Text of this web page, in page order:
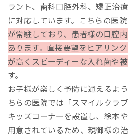
ラント、歯科口腔外科、矯正治
に対応しています。こちらの医
が常駐しており、患者様の口腔
あります。直接要望をヒアリン
が高くスピーディーな入れ歯や
す。
お子様が楽しく予防に通えるよ
ちらの医院では「スマイルクラ
キッズコーナーを設置し、絵本
用意されているため、親御様の治